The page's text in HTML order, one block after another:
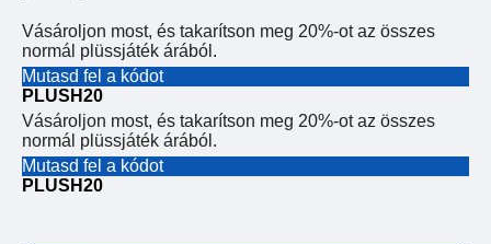
Vásároljon most, és takarítson meg 20%-ot az összes
normál plüssjáték árából.
Mutasd fel a kódot
PLUSH20
Vásároljon most, és takarítson meg 20%-ot az összes
normál plüssjáték árából.
Mutasd fel a kódot
PLUSH20